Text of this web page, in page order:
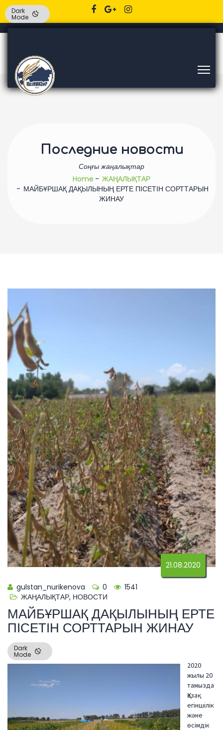
Последние новости
Соңғы жаңалықтар
Home
ЖАҢАЛЫҚТАР
МАЙБҰРШАҚ ДАҚЫЛЫНЫҢ ЕРТЕ ПІСЕТІН СОРТТАРЫН
ЖИНАУ
21.08.2020
gulstan_nurikenova 0
1541
ЖАҢАЛЫҚТАР, НОВОСТИ
МАЙБҰРШАҚ ДАҚЫЛЫНЫҢ ЕРТЕ
ПІСЕТІН СОРТТАРЫН ЖИНАУ
Dark
Mode
2020
жылы 20
тамызда
Қазақ
егіншілік
және
өсімдік
Dark
Mode